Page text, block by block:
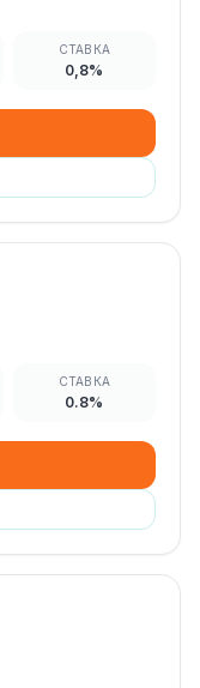
СТАВКА
0,8%
СТАВКА
0.8%